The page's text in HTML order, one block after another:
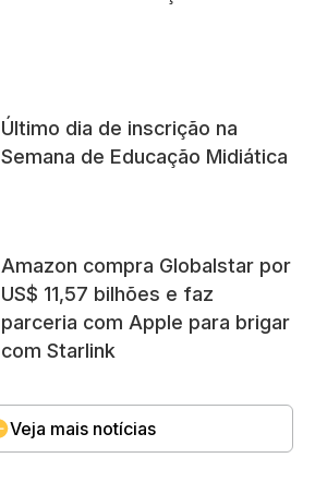
Último dia de inscrição na
Semana de Educação Midiática
Amazon compra Globalstar por
US$ 11,57 bilhões e faz
parceria com Apple para brigar
com Starlink
Veja mais notícias